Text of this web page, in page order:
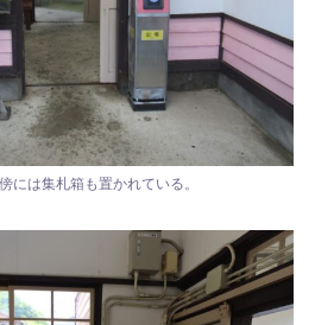
には集札箱も置かれている。